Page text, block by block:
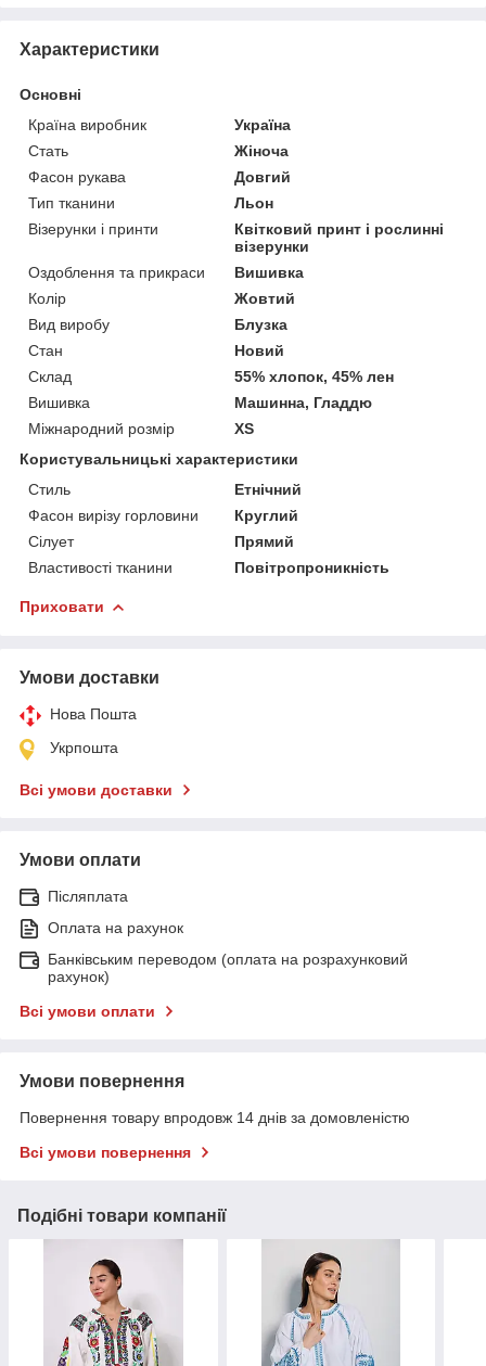
Характеристики
Основні
Країна виробник
Україна
Стать
Жіноча
Фасон рукава
Довгий
Тип тканини
Льон
Візерунки і принти
Квітковий принт і рослинні
візерунки
Оздоблення та прикраси
Вишивка
Колір
Жовтий
Вид виробу
Блузка
Стан
Новий
Склад
55% хлопок, 45% лен
Вишивка
Машинна, Гладдю
Міжнародний розмір
XS
Користувальницькі характеристики
Стиль
Етнічний
Фасон вирізу горловини
Круглий
Сілует
Прямий
Властивості тканини
Повітропроникність
Приховати
Умови доставки
Нова Пошта
Укрпошта
Всі умови доставки
Умови оплати
Післяплата
Оплата на рахунок
Банківським переводом (оплата на розрахунковий
рахунок)
Всі умови оплати
Умови повернення
Повернення товару впродовж 14 днів за домовленістю
Всі умови повернення
Подібні товари компанії